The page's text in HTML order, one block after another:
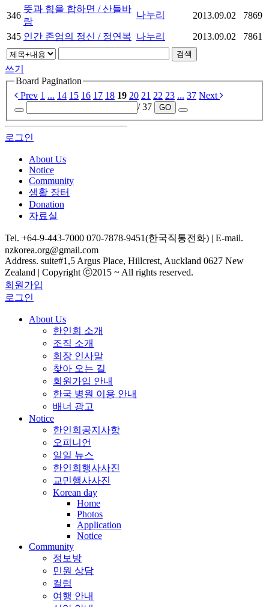
346
뜻과 힘을 합하면 / 산들바
람
나누리 2013.09.02 7869
345 인간 존엄의 정신 / 정연복 나누리 2013.09.02 7861
검색
쓰기
Board Pagination
Prev 1 ... 14 15 16 17 18 19 20 21 22 23 ... 37 Next
/ 37
GO
로그인
About Us
Notice
Community
생활 장터
Donation
자료실
Tel. +64-9-443-7000 070-7878-9451(한국직통전화) | E-mail.
nzkorea.org@gmail.com
Address. suite#1,5 Argus Place, Hillcrest, Auckland 0627 New
Zealand | Copyright ⓒ2015 ~ All rights reserved.
회원가입
로그인
About Us
한인회 소개
조직 소개
회장 인사말
찾아 오는 길
회원가입 안내
한국 병원 이용 안내
배너 광고
Notice
한인회공지사항
오피니언
일일 뉴스
한인회행사사진
교민행사사진
Korean day
Home
Photos
Application
Notice
Community
정보방
민원 상담
컬럼
여행 안내